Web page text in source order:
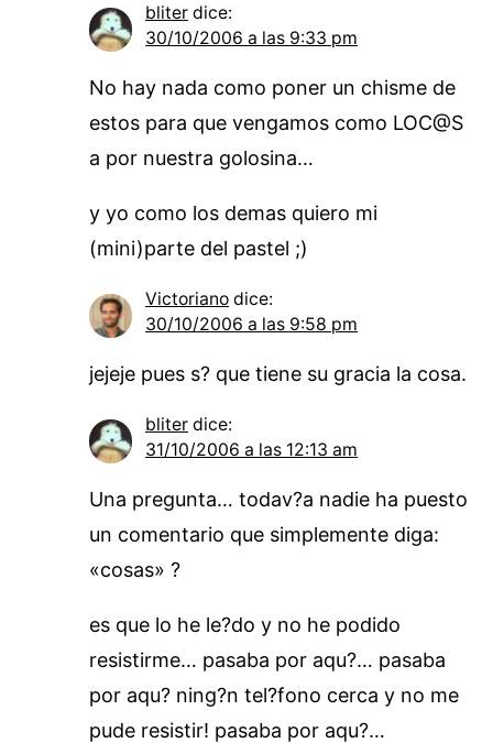
bliter dice:
30/10/2006 a las 9:33 pm
No hay nada como poner un chisme de
estos para que vengamos como LOC@S
a por nuestra golosina…
y yo como los demas quiero mi
(mini)parte del pastel ;)
Victoriano dice:
30/10/2006 a las 9:58 pm
jejeje pues s? que tiene su gracia la cosa.
bliter dice:
31/10/2006 a las 12:13 am
Una pregunta… todav?a nadie ha puesto
un comentario que simplemente diga:
«cosas» ?
es que lo he le?do y no he podido
resistirme… pasaba por aqu?… pasaba
por aqu? ning?n tel?fono cerca y no me
pude resistir! pasaba por aqu?…